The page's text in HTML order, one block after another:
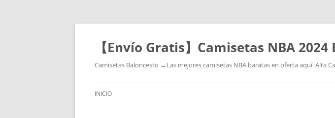
【Envío Gratis】Camisetas NBA
Camisetas Baloncesto →Las mejores camisetas NBA baratas en oferta aquí. Alta
INICIO